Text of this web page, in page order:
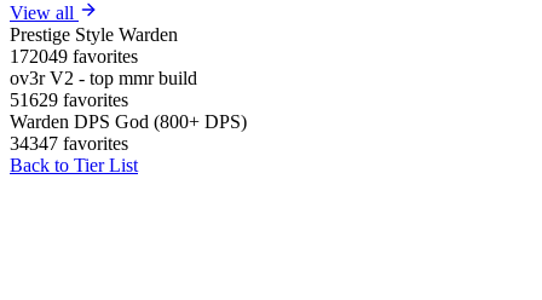
View all
Prestige Style Warden
172049 favorites
ov3r V2 - top mmr build
51629 favorites
Warden DPS God (800+ DPS)
34347 favorites
Back to Tier List